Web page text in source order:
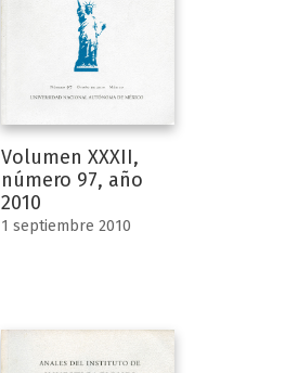
Volumen XXXII,
número 97, año
2010
1 septiembre 2010